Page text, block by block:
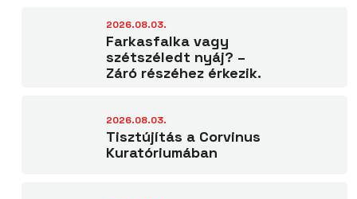
2026.08.03.
Farkasfalka vagy
szétszéledt nyáj? –
Záró részéhez érkezik.
2026.08.03.
Tisztújítás a Corvinus
Kuratóriumában